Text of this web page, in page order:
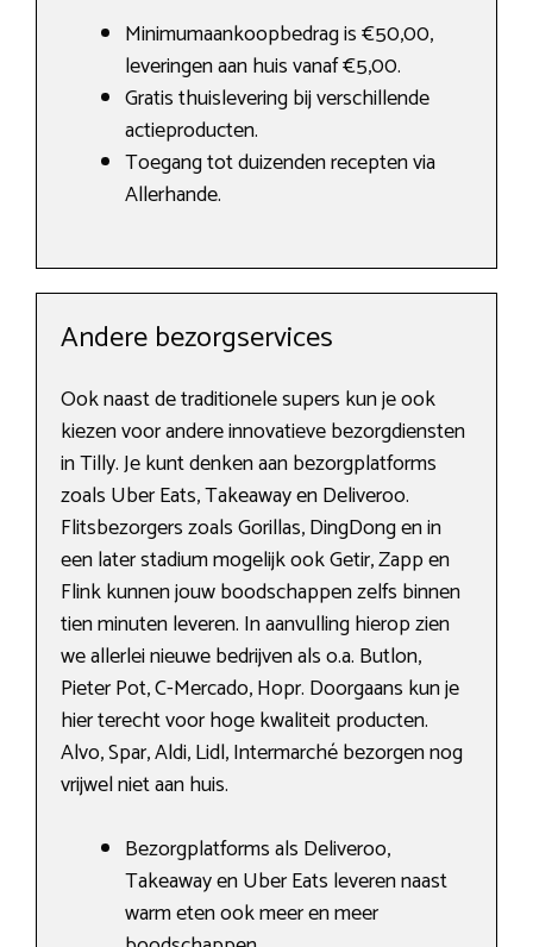
Minimumaankoopbedrag is €50,00,
leveringen aan huis vanaf €5,00.
Gratis thuislevering bij verschillende
actieproducten.
Toegang tot duizenden recepten via
Allerhande.
Andere bezorgservices
Ook naast de traditionele supers kun je ook
kiezen voor andere innovatieve bezorgdiensten
in Tilly. Je kunt denken aan bezorgplatforms
zoals Uber Eats, Takeaway en Deliveroo.
Flitsbezorgers zoals Gorillas, DingDong en in
een later stadium mogelijk ook Getir, Zapp en
Flink kunnen jouw boodschappen zelfs binnen
tien minuten leveren. In aanvulling hierop zien
we allerlei nieuwe bedrijven als o.a. Butlon,
Pieter Pot, C-Mercado, Hopr. Doorgaans kun je
hier terecht voor hoge kwaliteit producten.
Alvo, Spar, Aldi, Lidl, Intermarché bezorgen nog
vrijwel niet aan huis.
Bezorgplatforms als Deliveroo,
Takeaway en Uber Eats leveren naast
warm eten ook meer en meer